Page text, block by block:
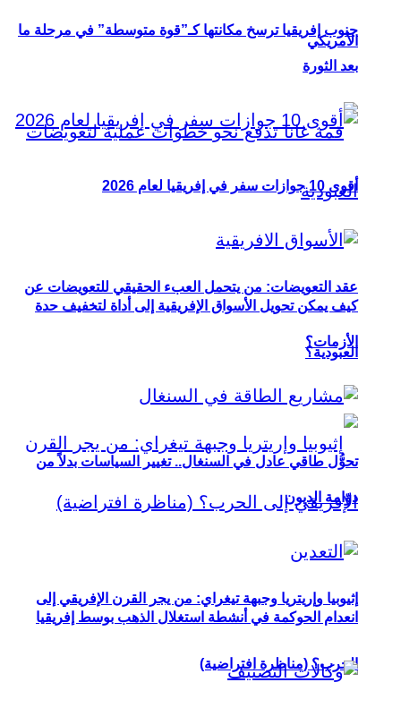
الأمريكي
عقد التعويضات: من يتحمل العبء الحقيقي للتعويضات عن
العبودية؟
إثيوبيا وإريتريا وجبهة تيغراي: من يجر القرن الإفريقي إلى
الحرب؟ (مناظرة افتراضية)
جنوب إفريقيا ترسخ مكانتها كـ”قوة متوسطة” في مرحلة ما
بعد الثورة
أقوى 10 جوازات سفر في إفريقيا لعام 2026
كيف يمكن تحويل الأسواق الإفريقية إلى أداة لتخفيف حدة
الأزمات؟
تحوُّل طاقي عادل في السنغال.. تغيير السياسات بدلاً من
دوّامة الديون
انعدام الحوكمة في أنشطة استغلال الذهب بوسط إفريقيا